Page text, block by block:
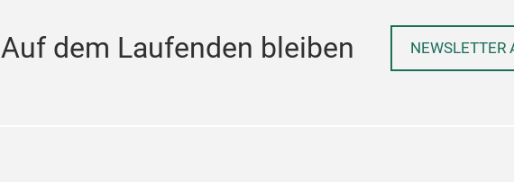
Auf dem Laufenden bleiben NEWSLETTER